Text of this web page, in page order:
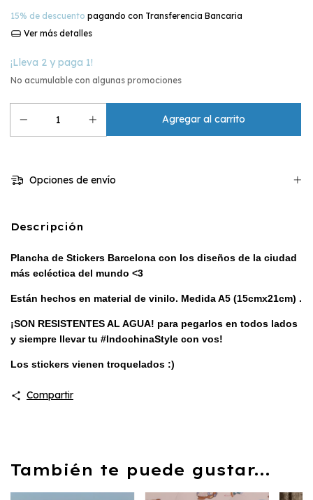
15% de descuento pagando con Transferencia Bancaria
Ver más detalles
¡Lleva 2 y paga 1!
No acumulable con algunas promociones
Opciones de envío
Descripción
Plancha de Stickers Barcelona con los diseños de la ciudad
más ecléctica del mundo <3
Están hechos en material de vinilo. Medida A5 (15cmx21cm) .
¡SON RESISTENTES AL AGUA! para pegarlos en todos lados
y siempre llevar tu #IndochinaStyle con vos!
Los stickers vienen troquelados :)
Compartir
También te puede gustar...